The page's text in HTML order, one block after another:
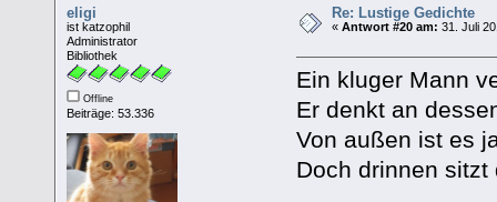
eligi
ist katzophil
Administrator
Bibliothek
Offline
Beiträge: 53.336
Re: Lustige Gedichte
«Antwort #20 am: 31. Juli
Ein kluger Mann
Er denkt an
Von außen ist es
Doch drinnen sitzt